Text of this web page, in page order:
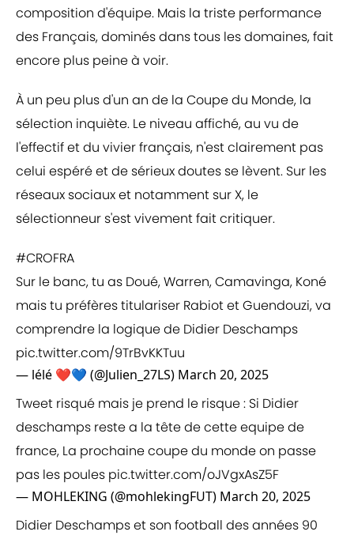
composition d'équipe. Mais la triste performance
des Français, dominés dans tous les domaines, fait
encore plus peine à voir.
À un peu plus d'un an de la Coupe du Monde, la
sélection inquiète. Le niveau affiché, au vu de
l'effectif et du vivier français, n'est clairement pas
celui espéré et de sérieux doutes se lèvent. Sur les
réseaux sociaux et notamment sur X, le
sélectionneur s'est vivement fait critiquer.
#CROFRA
Sur le banc, tu as Doué, Warren, Camavinga, Koné
mais tu préfères titulariser Rabiot et Guendouzi, va
comprendre la logique de Didier Deschamps
pic.twitter.com/9TrBvKKTuu
— lélé ❤️💙 (@Julien_27LS) March 20, 2025
Tweet risqué mais je prend le risque : Si Didier
deschamps reste a la tête de cette equipe de
france, La prochaine coupe du monde on passe
pas les poules pic.twitter.com/oJVgxAsZ5F
— MOHLEKING (@mohlekingFUT) March 20, 2025
Didier Deschamps et son football des années 90